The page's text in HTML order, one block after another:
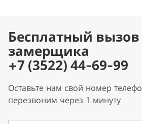
Бесплатный вызов
замерщика
+7 (3522) 44-69-99
Оставьте нам свой номер
перезвоним через 1 минуту